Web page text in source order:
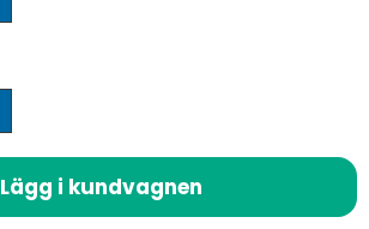
Lägg i kundvagnen